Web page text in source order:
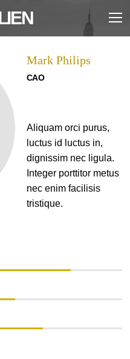
Mark Philips
CAO
Aliquam orci purus,
luctus id luctus in,
dignissim nec ligula.
Integer porttitor metus
nec enim facilisis
tristique.